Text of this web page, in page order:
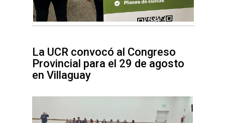
La UCR convocó al Congreso
Provincial para el 29 de agosto
en Villaguay